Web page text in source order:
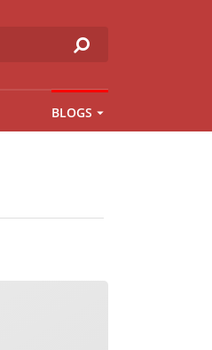
BLOGS